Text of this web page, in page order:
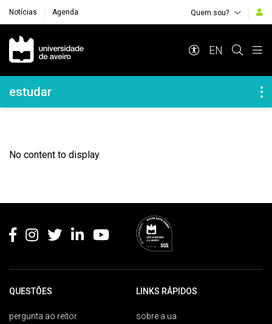
Notícias Agenda Quem sou?
Navegação Principal
EN
Navegação Lateral
estudar
No content to display
QUESTÕES
pergunta ao reitor
LINKS RÁPIDOS
sobre a ua